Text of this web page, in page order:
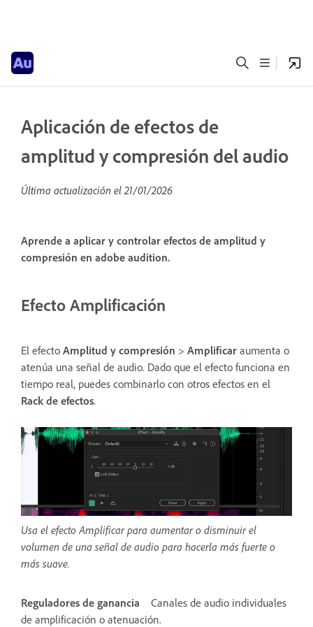
Aplicación de efectos de
amplitud y compresión del audio
Última actualización el21/01/2026
Aprende a aplicar y controlar efectos de amplitud y
compresión en adobe audition.
Efecto Amplificación
El efecto Amplitud y compresión > Amplificar aumenta o
atenúa una señal de audio. Dado que el efecto funciona en
tiempo real, puedes combinarlo con otros efectos en el
Rack de efectos.
Usa el efecto Amplificar para aumentar o disminuir el
volumen de una señal de audio para hacerla más fuerte o
más suave.
Reguladores de ganancia
Canales de audio individuales
de amplificación o atenuación.